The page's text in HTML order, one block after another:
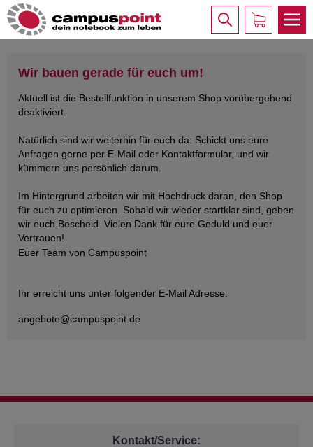
Wir bauen gerade für euch um!
Aktuell ist die Bestellfunktion in unserem Shop vorübergehend
deaktiviert.
Natürlich sind wir weiterhin für euch da: Schickt uns eure
Anfragen gerne per E-Mail oder Kontaktformular, und wir
kümmern uns persönlich darum.
Im Hintergrund arbeiten wir mit Hochdruck daran, den Shop
für euch zu optimieren. Sobald wir wieder startklar sind, geben
wir euch Bescheid. Vielen Dank für eure Geduld und euer
Vertrauen!
Euer Team von Campuspoint
Ihr erreicht uns unter folgender E-Mail Adresse:
angebote@campuspoint.de
Kontakt/Service: